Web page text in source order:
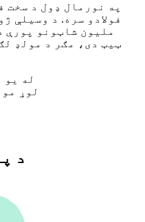
په نورمال ډول د سخت
ملیون شاټونو پورې
ټیټ دی، مګر د مولډ
له یو
لوړ
د